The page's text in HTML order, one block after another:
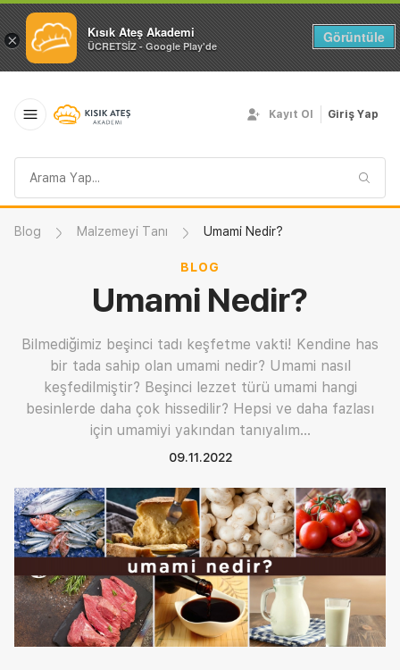
× Kısık Ateş Akademi
ÜCRETSİZ - Google Play'de
Görüntüle
sorgusu
Kayıt Ol Giriş Yap
Blog Malzemeyi Tanı Umami Nedir?
BLOG
Umami Nedir?
Bilmediğimiz beşinci tadı keşfetme vakti! Kendine has
bir tada sahip olan umami nedir? Umami nasıl
keşfedilmiştir? Beşinci lezzet türü umami hangi
besinlerde daha çok hissedilir? Hepsi ve daha fazlası
için umamiyi yakından tanıyalım…
09.11.2022